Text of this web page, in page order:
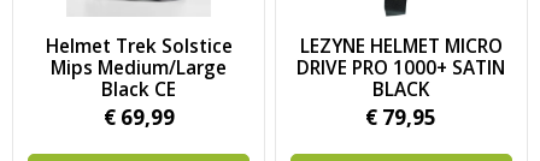
Helmet Trek Solstice
Mips Medium/Large
Black CE
€ 69,99
LEZYNE HELMET MICRO
DRIVE PRO 1000+ SATIN
BLACK
€ 79,95